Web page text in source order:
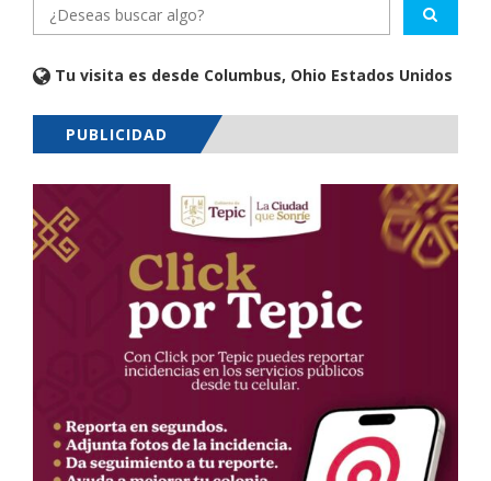
Tu visita es desde Columbus, Ohio Estados Unidos
PUBLICIDAD